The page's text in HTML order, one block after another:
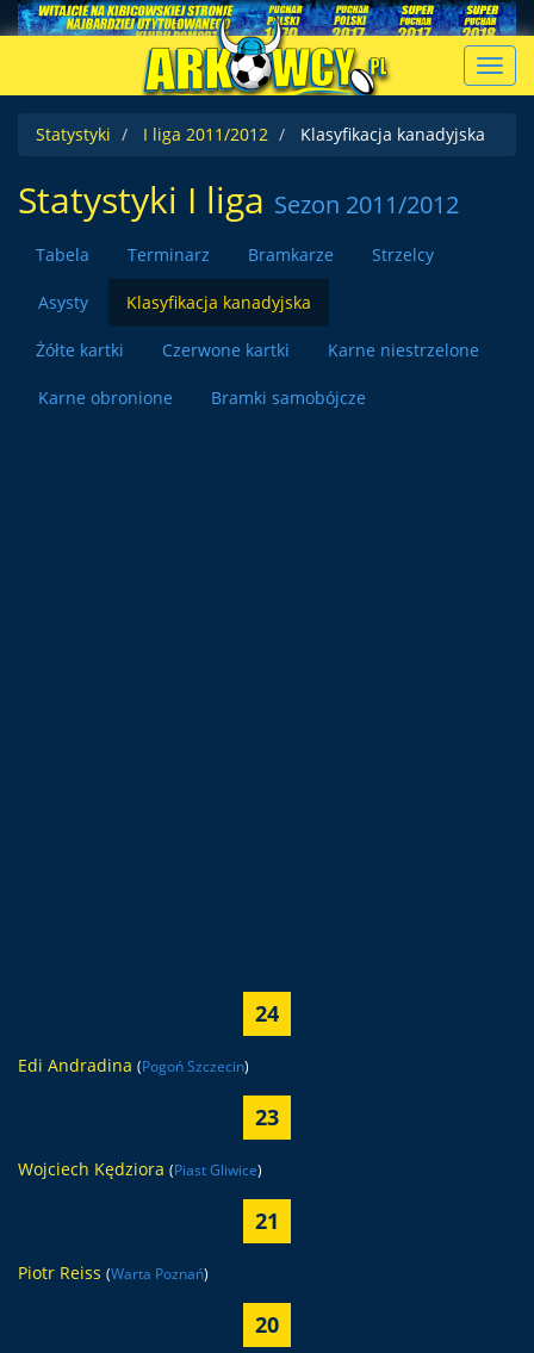
Statystyki
I liga 2011/2012 Klasyfikacja kanadyjska
Statystyki I liga Sezon 2011/2012
Tabela Terminarz Bramkarze Strzelcy
Asysty Klasyfikacja kanadyjska
Żółte kartki Czerwone kartki Karne niestrzelone
Karne obronione Bramki samobójcze
24
Edi Andradina (Pogoń Szczecin)
23
Wojciech Kędziora (Piast Gliwice)
21
Piotr Reiss (Warta Poznań)
20